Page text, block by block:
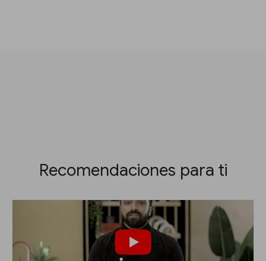
Recomendaciones para ti